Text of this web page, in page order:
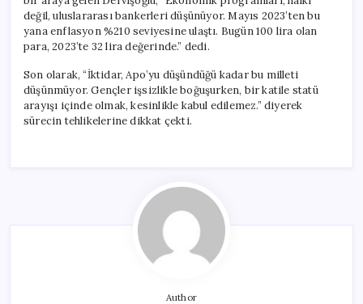
değil, uluslararası bankerleri düşünüyor. Mayıs 2023’ten bu
yana enflasyon %210 seviyesine ulaştı. Bugün 100 lira olan
para, 2023’te 32 lira değerinde.” dedi.
Son olarak, “İktidar, Apo’yu düşündüğü kadar bu milleti
düşünmüyor. Gençler işsizlikle boğuşurken, bir katile statü
arayışı içinde olmak, kesinlikle kabul edilemez.” diyerek
sürecin tehlikelerine dikkat çekti.
Author